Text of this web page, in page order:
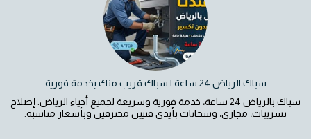
سباك الرياض 24 ساعة | سباك قريب منك بخدمة فورية
سباك بالرياض 24 ساعة، خدمة فورية وسريعة لجميع أحياء الرياض. إصلاح
تسريبات، مجاري، وسخانات بأيدي فنيين محترفين وبأسعار مناسبة.